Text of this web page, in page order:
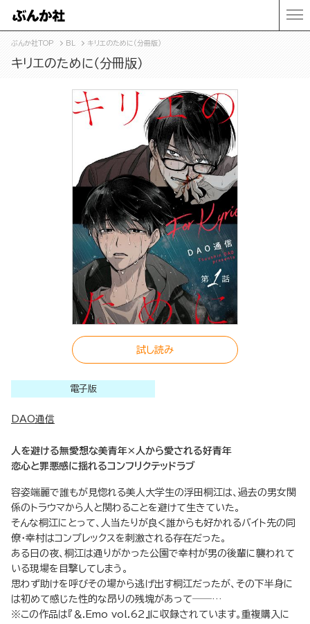
ぶんか社TOP BL キリエのために（分冊版）
キリエのために（分冊版）
試し読み
電子版
DAO通信
人を避ける無愛想な美青年×人から愛される好青年
恋心と罪悪感に揺れるコンフリクテッドラブ
容姿端麗で誰もが見惚れる美人大学生の浮田桐江は、過去の男女関
係のトラウマから人と関わることを避けて生きていた。
そんな桐江にとって、人当たりが良く誰からも好かれるバイト先の同
僚・幸村はコンプレックスを刺激される存在だった。
ある日の夜、桐江は通りがかった公園で幸村が男の後輩に襲われて
いる現場を目撃してしまう。
思わず助けを呼びその場から逃げ出す桐江だったが、その下半身に
は初めて感じた性的な昂りの残塊があって──…
※この作品は『＆.Emo vol.62』に収録されています。重複購入に